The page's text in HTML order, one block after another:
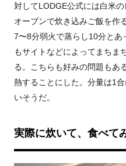
対してLODGE公式には白米
オーブンで炊き込みご飯を作
7〜8分弱火で蒸らし10分と
もサイトなどによってまちま
る。こちらも好みの問題もあ
熱することにした。分量は1
いそうだ。
実際に炊いて、食べて